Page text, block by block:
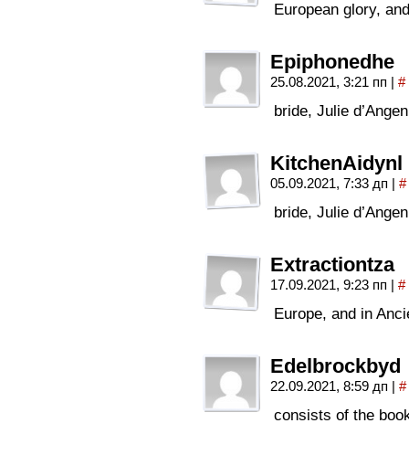
European glory,
Epiphonedhe
25.08.2021, 3:21 пп | #
bride, Julie
KitchenAidynl
05.09.2021, 7:33 дп | #
bride, Julie
Extractiontza
17.09.2021, 9:23 пп | #
Europe, and in
Edelbrockbyd
22.09.2021, 8:59 дп | #
consists of the